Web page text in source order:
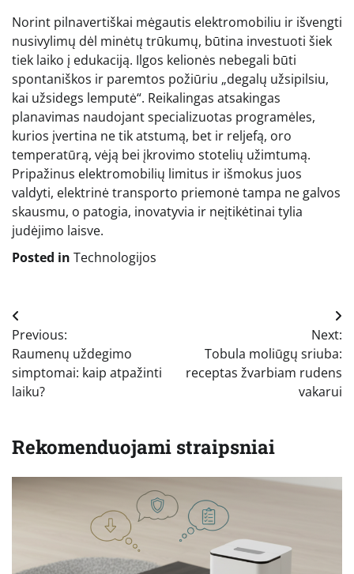
Norint pilnavertiškai mėgautis elektromobiliu ir išvengti
nusivylimų dėl minėtų trūkumų, būtina investuoti šiek
tiek laiko į edukaciją. Ilgos kelionės nebegali būti
spontaniškos ir paremtos požiūriu „degalų užsipilsiu,
kai užsidegs lemputė“. Reikalingas atsakingas
planavimas naudojant specializuotas programėles,
kurios įvertina ne tik atstumą, bet ir reljefą, oro
temperatūrą, vėją bei įkrovimo stotelių užimtumą.
Pripažinus elektromobilių limitus ir išmokus juos
valdyti, elektrinė transporto priemonė tampa ne galvos
skausmu, o patogia, inovatyvia ir neįtikėtinai tylia
judėjimo laisve.
Posted in Technologijos
Navigacija
tarp
įrašų
Previous:
Raumenų uždegimo
simptomai: kaip atpažinti
laiku?
Next:
Tobula moliūgų sriuba:
receptas žvarbiam rudens
vakarui
Rekomenduojami straipsniai